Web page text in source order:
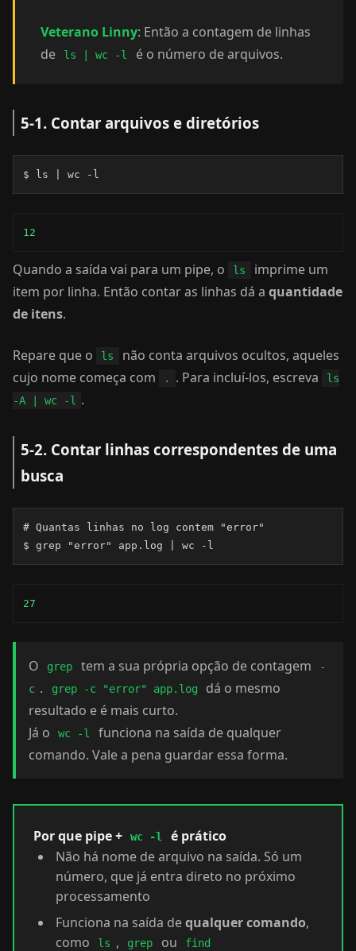
Veterano Linny: Então a contagem de linhas
de
ls | wc -l é o número de arquivos.
5-1. Contar arquivos e diretórios
$ ls | wc -l
12
Quando a saída vai para um pipe, o ls
imprime um
item por linha. Então contar as linhas dá a quantidade
de itens.
Repare que o ls
não conta arquivos ocultos, aqueles
cujo nome começa com
. . Para incluí-los, escreva
ls
-A | wc -l
.
5-2. Contar linhas correspondentes de uma
busca
# Quantas linhas no log contem "error"
$ grep "error" app.log | wc -l
27
O grep tem a sua própria opção de contagem
-
c . grep -c "error" app.log
dá o mesmo
resultado e é mais curto.
Já o
wc -l
funciona na saída de qualquer
comando. Vale a pena guardar essa forma.
Por que pipe + wc -l
é prático
Não há nome de arquivo na saída. Só um
número, que já entra direto no próximo
processamento
Funciona na saída dequalquer comando,
como
ls , grep ou find